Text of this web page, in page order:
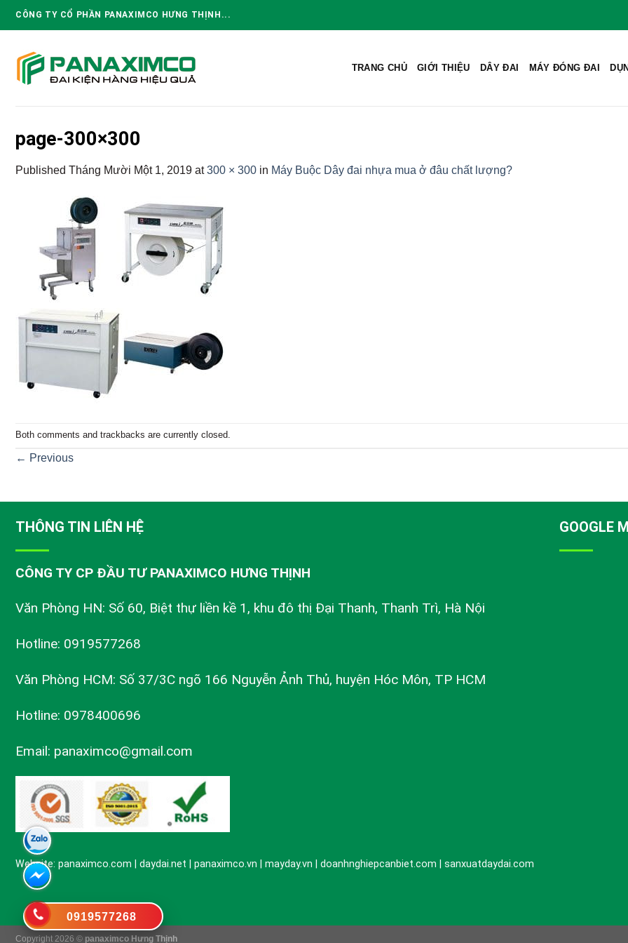
CÔNG TY CỔ PHẦN PANAXIMCO HƯNG THỊNH...
TRANG CHỦ GIỚI THIỆU DÂY ĐAI MÁY ĐÓNG ĐAI
page-300×300
Published Tháng Mười Một 1, 2019 at300 × 300 in Máy Buộc Dây đai nhựa mua ở đâu chất lượng?
Both comments and trackbacks are currently closed.
← Previous
THÔNG TIN LIÊN HỆ
CÔNG TY CP ĐẦU TƯ PANAXIMCO HƯNG THỊNH
Văn Phòng HN: Số 60, Biệt thự liền kề 1, khu đô thị Đại Thanh, Thanh Trì, Hà Nội
Hotline: 0919577268
Văn Phòng HCM: Số 37/3C ngõ 166 Nguyễn Ảnh Thủ, huyện Hóc Môn, TP HCM
Hotline: 0978400696
Email: panaximco@gmail.com
Website: panaximco.com | daydai.net | panaximco.vn | mayday.vn | doanhnghiepcanbiet.com | sanxuatdaydai.com
GOOGLE
Copyright 2026 © panaximco Hưng Thịnh
0919577268